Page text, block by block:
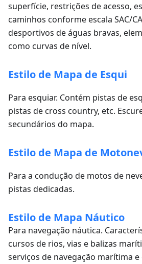
superfície, restrições de acesso,
caminhos conforme escala SAC/
desportivos de águas bravas,
como curvas de nível.
Estilo de Mapa de Esqui
Para esquiar. Contém pistas de
pistas de cross country, etc.
secundários do mapa.
Estilo de Mapa de
Para a condução de motos de
pistas dedicadas.
Estilo de Mapa Náutico
Para navegação náutica.
cursos de rios, vias e balizas
serviços de navegação marítima e